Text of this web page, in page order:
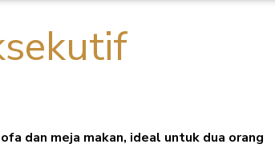
dan meja makan, ideal untuk dua orang